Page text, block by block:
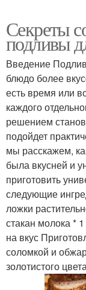
Секреты
подливы
Введение
блюдо более
есть время или
каждого
решением
подойдет
мы расскажем,
была вкусней и
приготовить
следующие
ложки
стакан молока *
на вкус
соломкой и
золотистого